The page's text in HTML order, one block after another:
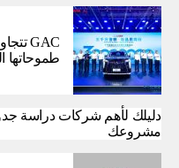
طموحاتها
دليلك لأهم شركات دراسة
مشروعك